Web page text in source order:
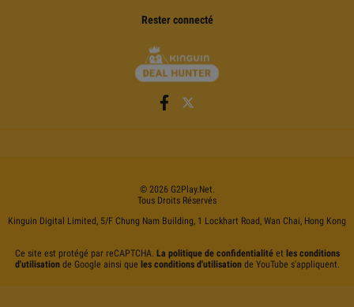
Rester connecté
© 2026 G2Play.net.
Tous Droits Réservés
Kinguin Digital Limited, 5/F Chung Nam Building, 1 Lockhart Road, Wan Chai, Hong Kong
Ce site est protégé par reCAPTCHA. La politique de confidentialitéet les conditions
d'utilisationde Google ainsi que les conditions d'utilisationde YouTube s'appliquent.